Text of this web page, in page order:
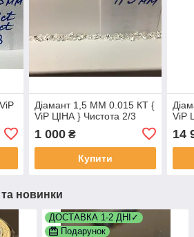
Діамант 1,5 ММ 0.015 КТ {
ViP ЦІНА } Чистота 2/3
1 000₴
Купити
ViP
14
та новинки
ДОСТАВКА 1-2 ДНІ✓
Подарунок